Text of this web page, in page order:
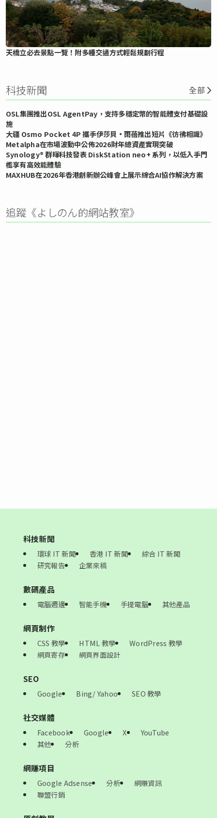
天橋立必去景點一覽！附多種交通方式輕鬆規劃行程
科技新聞 全部
OSL集團推出OSL AgentPay，支持多穩定幣的智能體支付基礎設
施
大疆 Osmo Pocket 4P 攜手伊莎貝•雨蓓推出短片《彷彿相識》
Metalpha在市場波動中公佈2026財年總資產實現突破
Synology® 群暉科技發表 DiskStation neo+ 系列，以低入手門
檻享有高效能體驗
MAXHUB在2026年香港創新辦公峰會上展示綜合AI協作解決方案
追蹤《よしのん的網站教室》
科技新聞
環球 IT 新聞 香港 IT 新聞
綜合 IT 新聞
研究報告
企業來稿
數碼產品
電腦週邊 智能手機 手提電腦 其他產品
網頁制作
CSS 教學 HTML 教學
WordPress 教學
網頁寄存
網頁界面設計
SEO
Google Bing/ Yahoo SEO 教學
社交媒體
Facebook Google X
YouTube
其他
分析
網賺項目
Google Adsense 分析
網賺資訊
聯盟行銷